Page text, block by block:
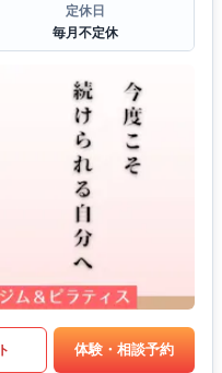
定休日
毎月不定休
体験・相談予約